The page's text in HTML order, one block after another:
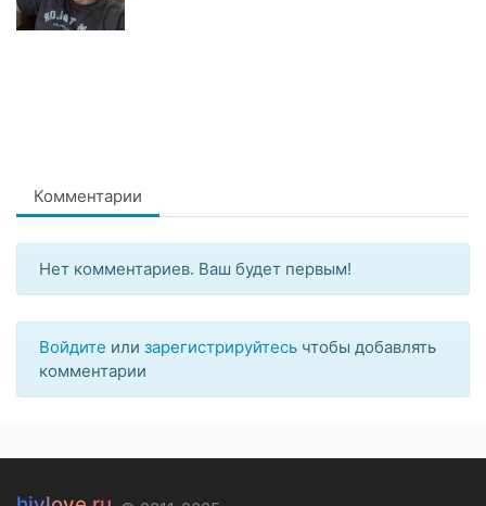
Комментарии
Нет комментариев. Ваш будет первым!
Войдите или зарегистрируйтесь чтобы добавлять
комментарии